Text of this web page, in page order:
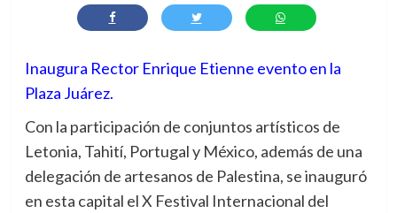
Inaugura Rector Enrique Etienne evento en la
Plaza Juárez.
Con la participación de conjuntos artísticos de
Letonia, Tahití, Portugal y México, además de una
delegación de artesanos de Palestina, se inauguró
en esta capital el X Festival Internacional del